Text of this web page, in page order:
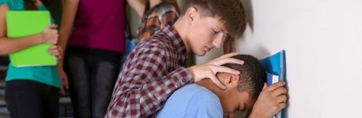
patrimonio de los trabajadores”, a quienes se les adeudan
ocho meses de sueldos más aguinaldos
0 0